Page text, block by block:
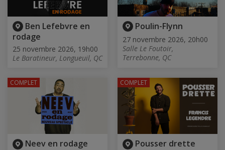
Ben Lefebvre en
rodage
25 novembre 2026, 19h00
Le Baratineur, Longueuil, QC
Poulin-Flynn
27 novembre 2026, 20h00
Salle Le Foutoir,
Terrebonne, QC
Neev en rodage
COMPLET
Pousser drette
COMPLET